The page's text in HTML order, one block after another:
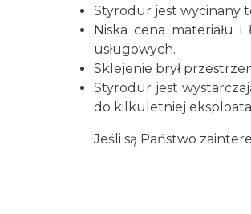
Styrodur jest wycinany
Niska cena materiału
usługowych.
Sklejenie brył
Styrodur jest
do kilkuletniej
Jeśli są Państwo